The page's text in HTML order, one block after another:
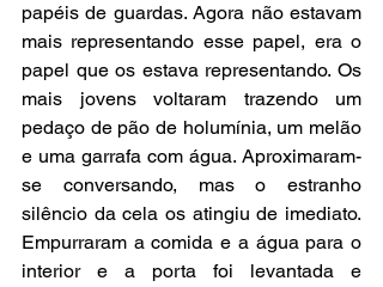
papéis de guardas. Agora não estavam
mais representando esse papel, era o
papel que os estava representando. Os
mais jovens voltaram trazendo um
pedaço de pão de holumínia, um melão
e uma garrafa com água. Aproximaram-
se conversando, mas o estranho
silêncio da cela os atingiu de imediato.
Empurraram a comida e a água para o
interior e a porta foi levantada e